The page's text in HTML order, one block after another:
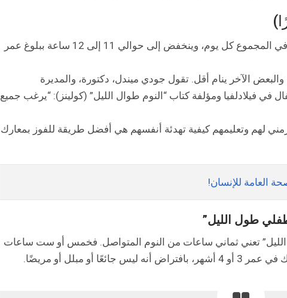
ينام الأطفال الصغار ما بين 12 و 13 ساعة في المجموع كل يوم، وينخفض إلى حوالي 11 إلى 12 ساعة ببلوغ عمر
الآخر ينام أقل. تقول جودي ميندل، دكتورة، والمديرة
فيلادلفيا ومؤلفة كتاب “النوم طوال الليل” (كولينز): “يرغب جميع
لهم وتعليمهم كيفية تهدئة أنفسهم هي أفضل طريقة للفوز بمعارك
العامة للإنسان!
تعني ثماني ساعات من النوم المتواصل. فخمس أو ست ساعات
مبلل أو مريضًا.